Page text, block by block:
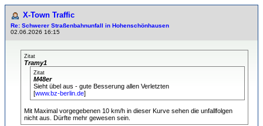
X-Town Traffic
Re: Schwerer Straßenbahnunfall in Hohenschönhausen
02.06.2026 16:15
Zitat
Tramy1
Zitat
M48er
Sieht übel aus - gute Besserung allen Verletzten
[www.bz-berlin.de]
Mit Maximal vorgegebenen 10 km/h in dieser Kurve sehen die unfallfolgen
nicht aus. Dürfte mehr gewesen sein.